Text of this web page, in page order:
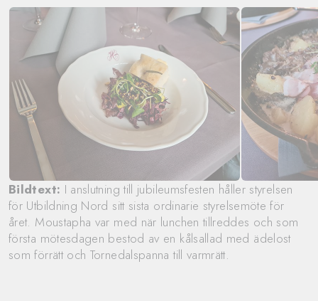
Bildtext: I anslutning till jubileumsfesten håller styrelsen
för Utbildning Nord sitt sista ordinarie styrelsemöte för
året. Moustapha var med när lunchen tillreddes och som
första mötesdagen bestod av en kålsallad med ädelost
som förrätt och Tornedalspanna till varmrätt.